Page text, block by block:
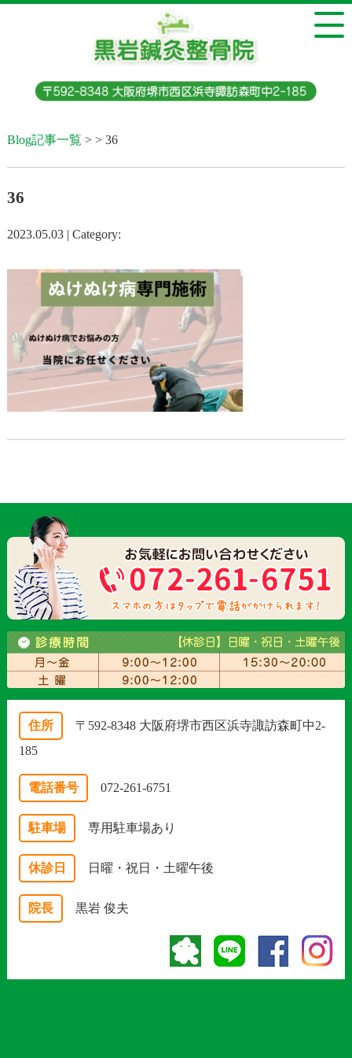
Blog記事一覧 > > 36
36
2023.05.03 | Category:
住所
〒592-8348 大阪府堺市西区浜寺諏訪森町中2-
185
電話番号 072-261-6751
駐車場 専用駐車場あり
休診日 日曜・祝日・土曜午後
院長 黒岩 俊夫